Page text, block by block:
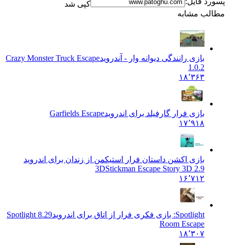
کپی شد
مطالب مشابه
بازی رانندگی دیوانه وار - آندرویدCrazy Monster Truck Escape
1.0.2
۱۸٬۳۶۳
بازی فرار گارفیلد برای اندرویدGarfields Escape
۱۷٬۹۱۸
بازی اکشن داستان فرار استیکمن از زندان برای اندروید
3DStickman Escape Story 3D 2.9
۱۶٬۷۱۲
Spotlight: بازی فکری فرار از اتاق برای اندروید
8.29 Spotlight
Room Escape
۱۸٬۳۰۷